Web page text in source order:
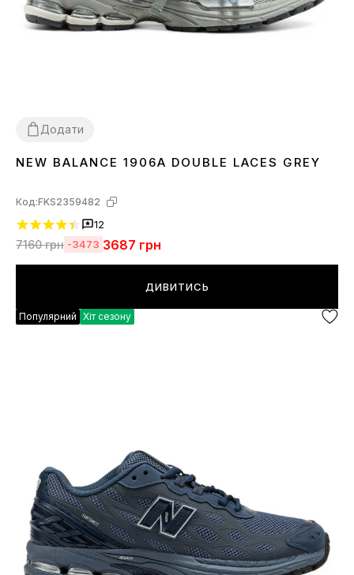
Додати
3637 3839404142 4344 45
NEW BALANCE 1906A DOUBLE LACES GREY
Код:FKS2359482
12
7160грн -3473 3687 грн
ДИВИТИСЬ
Популярний Хіт сезону